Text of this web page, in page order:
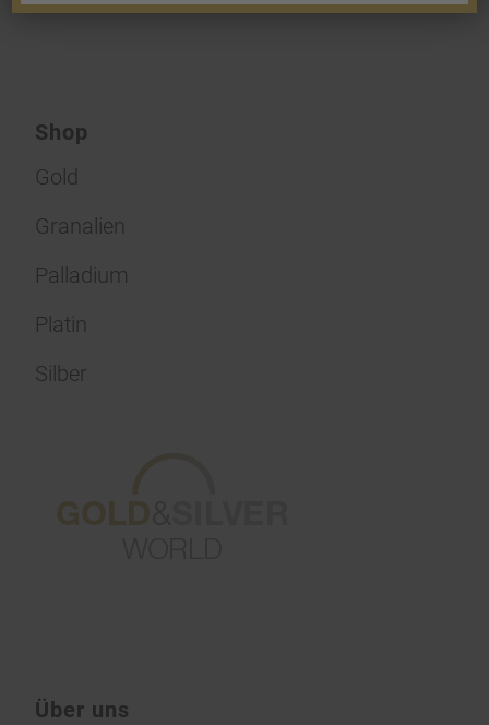
Shop
Gold
Granalien
Palladium
Platin
Silber
Über uns